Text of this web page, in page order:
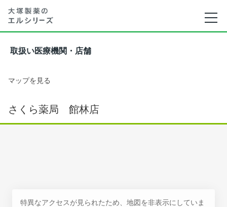
取扱い医療機関・店舗
マップを見る
さくら薬局 館林店
特異なアクセスが見られたため、地図を非表示にしていま